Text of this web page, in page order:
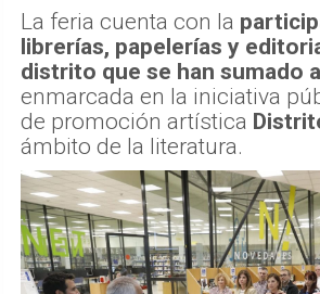
La feria cuenta con la
librerías, papelerías y
distrito que se han sumado
enmarcada en la iniciativa
de promoción artística
ámbito de la literatura.